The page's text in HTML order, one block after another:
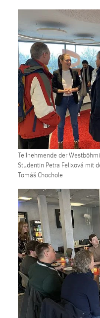
Teilnehmende der
Studentin Petra Felixová mit
Tomáš Chochole